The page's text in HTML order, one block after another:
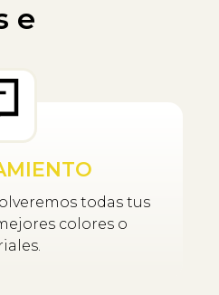
e
todas tus
colores o